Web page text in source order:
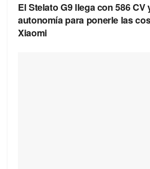
El Stelato G9 llega con 586 CV
autonomía para ponerle las
Xiaomi